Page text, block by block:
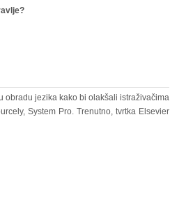
obradu jezika kako bi olakšali istraživačima
System Pro. Trenutno, tvrtka Elsevier